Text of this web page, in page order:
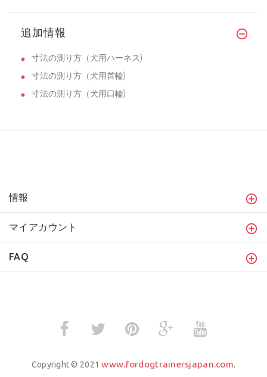
追加情報
寸法の測り方（犬用ハーネス)
寸法の測り方（犬用首輪)
寸法の測り方（犬用口輪)
情報
マイアカウント
FAQ
Copyright © 2021www.fordogtrainersjapan.com.